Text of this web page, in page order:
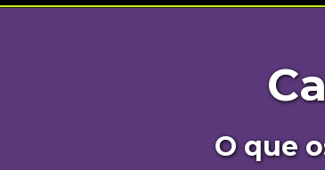
O que